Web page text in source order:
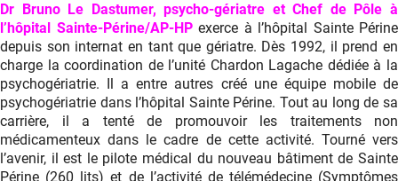
Dr Bruno Le Dastumer, psycho-gériatre et Chef de Pôle à
l’hôpital Sainte-Périne/AP-HPexerce à l’hôpital Sainte Périne
depuis son internat en tant que gériatre. Dès 1992, il prend en
charge la coordination de l’unité Chardon Lagache dédiée à la
psychogériatrie. Il a entre autres créé une équipe mobile de
psychogériatrie dans l’hôpital Sainte Périne. Tout au long de sa
carrière, il a tenté de promouvoir les traitements non
médicamenteux dans le cadre de cette activité. Tourné vers
l’avenir, il est le pilote médical du nouveau bâtiment de Sainte
Périne (260 lits) et de l’activité de télémédecine (Symptômes